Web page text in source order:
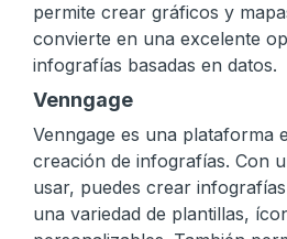
permite crear gráficos y
convierte en una excelente
infografías basadas en datos.
Venngage
Venngage es una plataforma
creación de infografías. Con
usar, puedes crear
una variedad de plantillas,